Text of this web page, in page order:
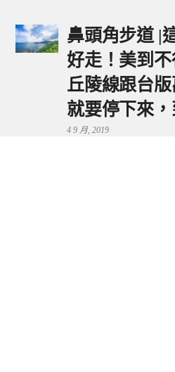
鼻頭角步道 |
好走！美到不
丘陵線跟台
就要停下來
4 9 月, 2019